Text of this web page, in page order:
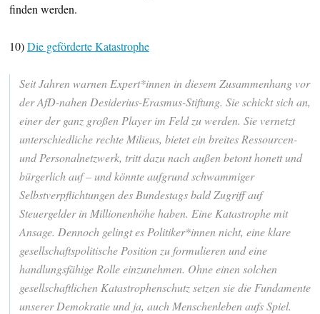
finden werden.
10)Die geförderte Katastrophe
Seit Jahren warnen Expert*innen in diesem Zusammenhang vor
der AfD-nahen Desiderius-Erasmus-Stiftung. Sie schickt sich an,
einer der ganz großen Player im Feld zu werden. Sie vernetzt
unterschiedliche rechte Milieus, bietet ein breites Ressourcen-
und Personalnetzwerk, tritt dazu nach außen betont honett und
bürgerlich auf – und könnte aufgrund schwammiger
Selbstverpflichtungen des Bundestags bald Zugriff auf
Steuergelder in Millionenhöhe haben. Eine Katastrophe mit
Ansage. Dennoch gelingt es Politiker*innen nicht, eine klare
gesellschaftspolitische Position zu formulieren und eine
handlungsfähige Rolle einzunehmen. Ohne einen solchen
gesellschaftlichen Katastrophenschutz setzen sie die Fundamente
unserer Demokratie und ja, auch Menschenleben aufs Spiel.